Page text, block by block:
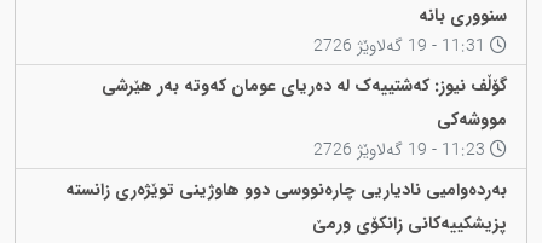
سنووری بانه
گۆڵف نیوز: کەشتییەک لە دەریای عومان کەوتە بەر هێرشی
مووشەکی
بەردەوامیی نادیاریی چارەنووسی دوو هاوژینی توێژەری زانستە
پزیشکییەکانی زانکۆی ورمێ